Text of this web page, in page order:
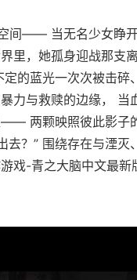
间—— 当无名少女睁
里，她孤身迎战那支
的蓝光一次次被击碎
力与救赎的边缘， 当
两颗映照彼此影子
？” 围绕存在与湮灭
戏-青之大脑中文最新